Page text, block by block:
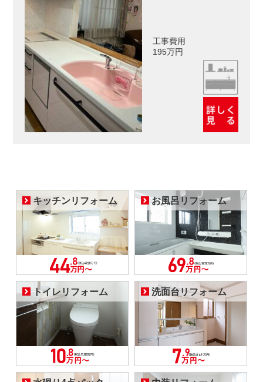
工事費用
195万円
キッチンリフォーム お風呂リフォーム
トイレリフォーム 洗面台リフォーム